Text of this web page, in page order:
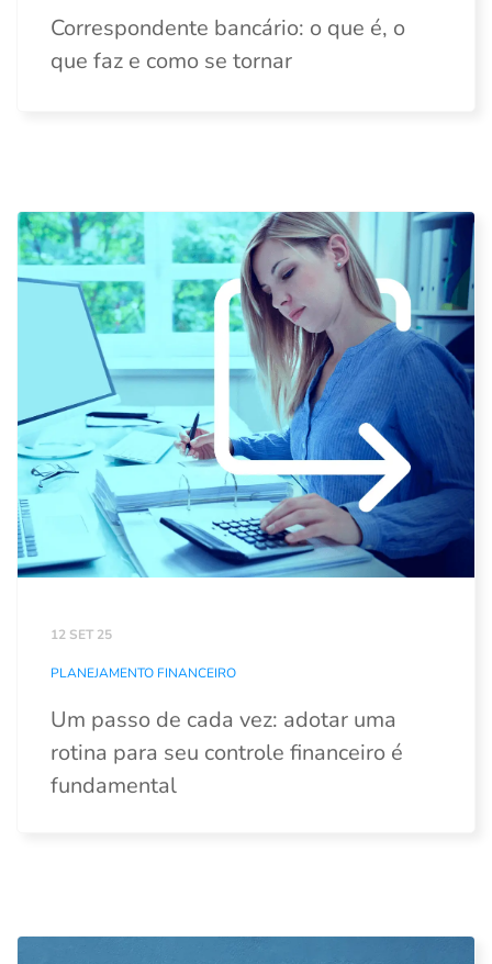
Correspondente bancário: o que é, o
que faz e como se tornar
12 SET 25
PLANEJAMENTO FINANCEIRO
Um passo de cada vez: adotar uma
rotina para seu controle financeiro é
fundamental